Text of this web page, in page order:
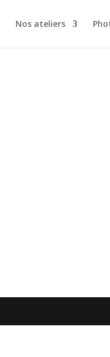
Nos ateliers